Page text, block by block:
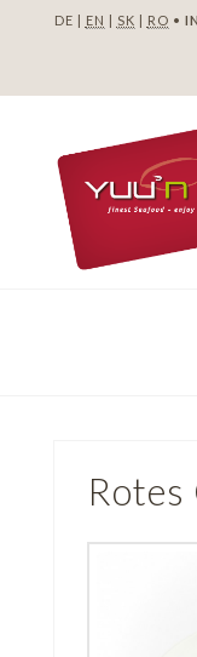
DE | EN | SK | RO •